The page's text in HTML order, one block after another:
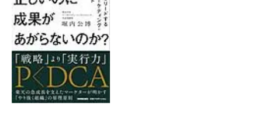
8月7日 10:00